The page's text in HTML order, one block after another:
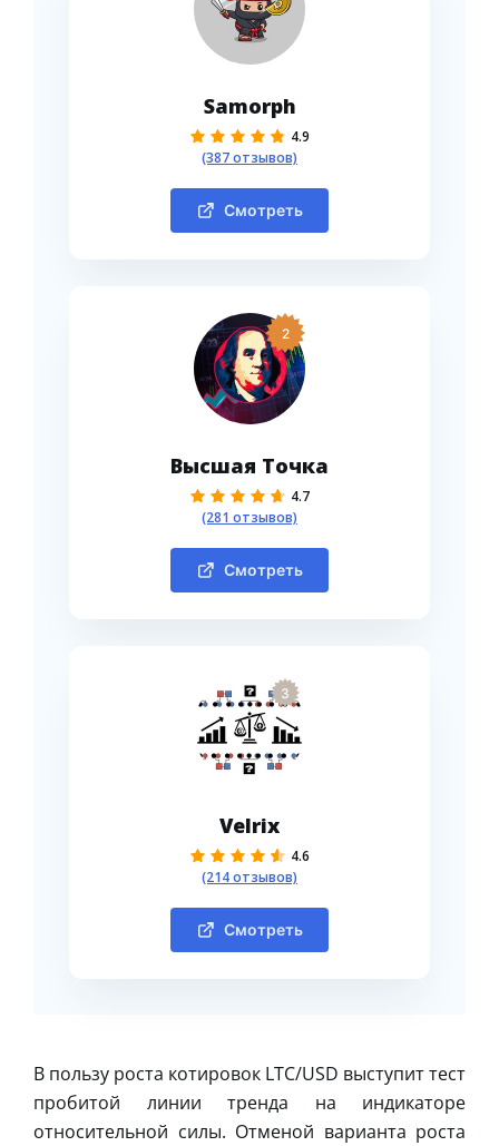
Samorph
4.9
(387 отзывов)
Смотреть
2
Высшая Точка
4.7
(281 отзывов)
Смотреть
3
Velrix
4.6
(214 отзывов)
Смотреть
В пользу роста котировок LTC/USD выступит тест
пробитой линии тренда на индикаторе
относительной силы. Отменой варианта роста